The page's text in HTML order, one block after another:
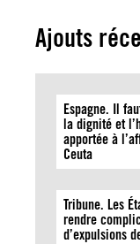
Ajouts
Espagne. Il
la dignité et
apportée à
Ceuta
Tribune. Les
rendre
d’expulsions